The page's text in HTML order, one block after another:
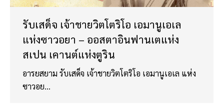
รับเสด็จ เจ้าชายวิตโตริโอ เอมานูเอเล
แห่งซาวอยา – ออสตาอินฟานเตแห่ง
สเปน เคานต์แห่งตูริน
อารยสยาม รับเสด็จ เจ้าชายวิตโตริโอ เอมานูเอเล แห่ง
ซาวอย…